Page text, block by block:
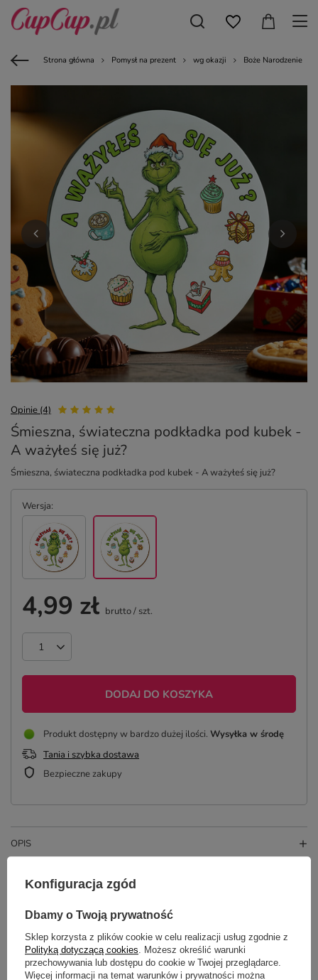
Strona główna Pomysł na prezent wg okazji Boże Narodzenie
Opinie (4)
Śmieszna, świateczna podkładka pod kubek -
A ważyłeś się już?
Śmieszna, świateczna podkładka pod kubek - A ważyłeś się już?
Wersja
4,99 zł brutto/ szt.
DODAJ DO KOSZYKA
Produkt dostępny w bardzo dużej ilości Wysyłka w środę
Tania i szybka dostawa
Bezpieczne zakupy
OPIS
SZCZEGÓŁOWE DANE
OPINIE (4)
Potrzebujesz pomocy? Masz pytania?
Konfiguracja zgód
Dbamy o Twoją prywatność
Sklep korzysta z plików cookie w celu realizacji usług zgodnie z
Polityką dotyczącą cookies. Możesz określić warunki
przechowywania lub dostępu do cookie w Twojej przeglądarce.
Więcej informacji na temat warunków i prywatności można